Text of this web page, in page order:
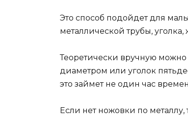
Это способ подойдет для
металлической трубы,
Теоретически вручную
диаметром или уголок
это займет не один час
Если нет ножовки по